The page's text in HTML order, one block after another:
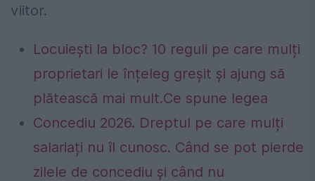
viitor.
Locuiești la bloc? 10 reguli pe care mulți
proprietari le înțeleg greșit și ajung să
plătească mai mult.Ce spune legea
Concediu 2026. Dreptul pe care mulți
salariați nu îl cunosc. Când se pot pierde
zilele de concediu și când nu